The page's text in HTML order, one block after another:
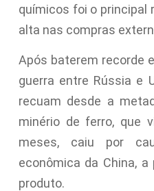
químicos foi o principal
alta nas compras
Após baterem recorde
guerra entre Rússia e
recuam desde a
minério de ferro, que
meses, caiu por
econômica da China,
produto.